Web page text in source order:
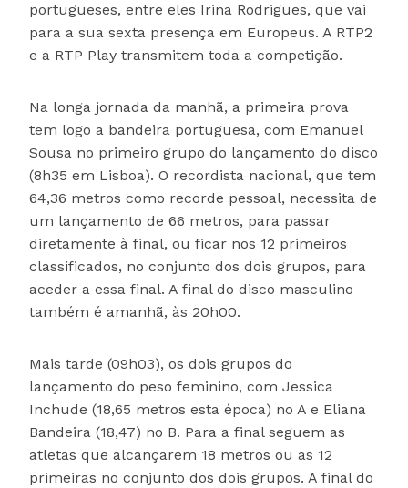
portugueses, entre eles Irina Rodrigues, que vai
para a sua sexta presença em Europeus. A RTP2
e a RTP Play transmitem toda a competição.
Na longa jornada da manhã, a primeira prova
tem logo a bandeira portuguesa, com Emanuel
Sousa no primeiro grupo do lançamento do disco
(8h35 em Lisboa). O recordista nacional, que tem
64,36 metros como recorde pessoal, necessita de
um lançamento de 66 metros, para passar
diretamente à final, ou ficar nos 12 primeiros
classificados, no conjunto dos dois grupos, para
aceder a essa final. A final do disco masculino
também é amanhã, às 20h00.
Mais tarde (09h03), os dois grupos do
lançamento do peso feminino, com Jessica
Inchude (18,65 metros esta época) no A e Eliana
Bandeira (18,47) no B. Para a final seguem as
atletas que alcançarem 18 metros ou as 12
primeiras no conjunto dos dois grupos. A final do